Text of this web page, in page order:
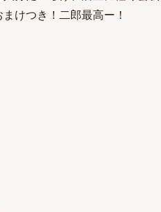
けつき！二郎最高ー！